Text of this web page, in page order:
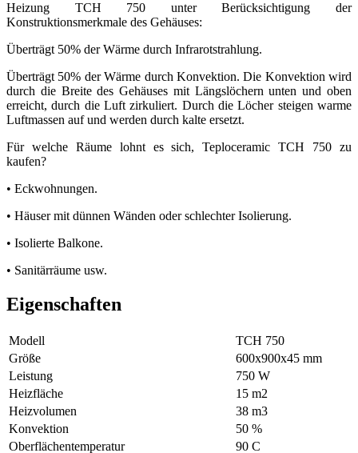
Heizung TCH 750 unter Berücksichtigung der
Konstruktionsmerkmale des Gehäuses:
Überträgt 50% der Wärme durch Infrarotstrahlung.
Überträgt 50% der Wärme durch Konvektion. Die Konvektion wird
durch die Breite des Gehäuses mit Längslöchern unten und oben
erreicht, durch die Luft zirkuliert. Durch die Löcher steigen warme
Luftmassen auf und werden durch kalte ersetzt.
Für welche Räume lohnt es sich, Teploceramic TCH 750 zu
kaufen?
• Eckwohnungen.
• Häuser mit dünnen Wänden oder schlechter Isolierung.
• Isolierte Balkone.
• Sanitärräume usw.
Eigenschaften
Modell
ТСН 750
Größe
600х900х45 mm
Leistung
750 W
Heizfläche
15 m2
Heizvolumen
38 m3
Konvektion
50 %
Oberflächentemperatur
90 С